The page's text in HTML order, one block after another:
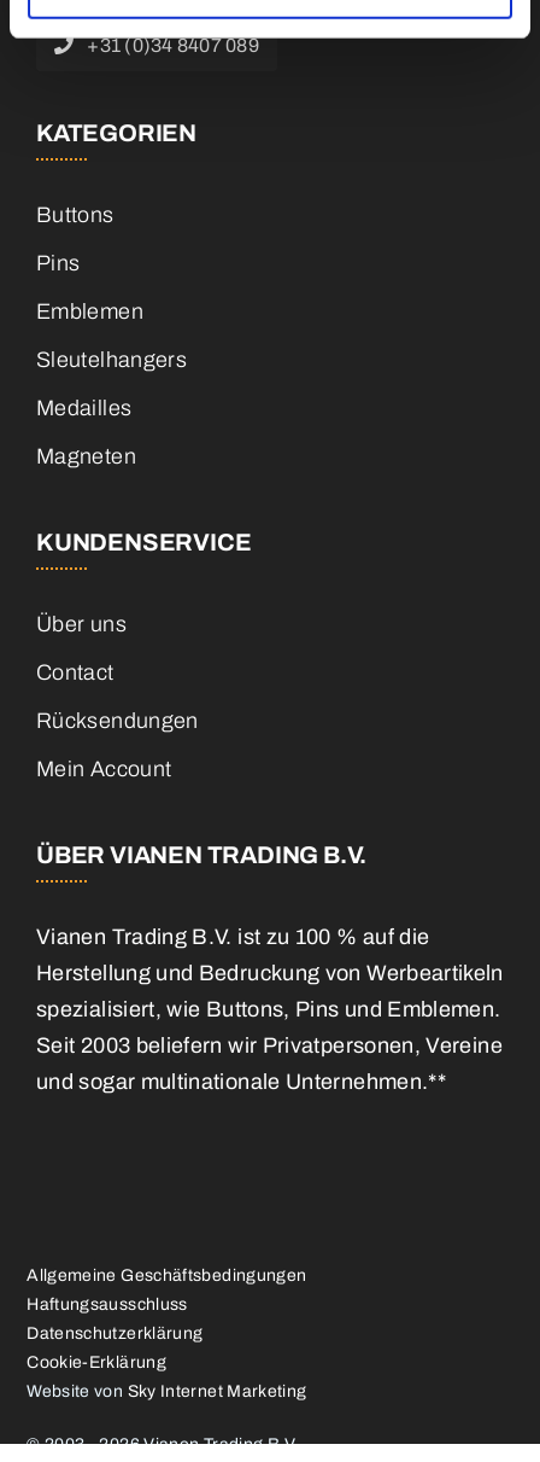
+31 (0)34 8407 089
KATEGORIEN
Buttons
Pins
Emblemen
Sleutelhangers
Medailles
Magneten
KUNDENSERVICE
Über uns
Contact
Rücksendungen
Mein Account
ÜBER VIANEN TRADING B.V.
Vianen Trading B.V. ist zu 100 % auf die
Herstellung und Bedruckung von Werbeartikeln
spezialisiert, wie Buttons, Pins und Emblemen.
Seit 2003 beliefern wir Privatpersonen, Vereine
und sogar multinationale Unternehmen.**
Allgemeine Geschäftsbedingungen
Haftungsausschluss
Datenschutzerklärung
Cookie-Erklärung
Website von Sky Internet Marketing
© 2003 - 2026 Vianen Trading B.V